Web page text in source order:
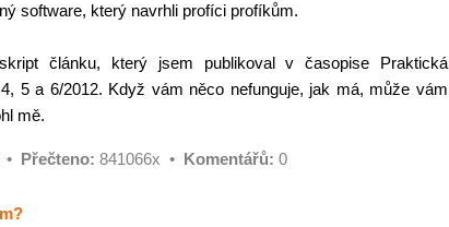
software, který navrhli profíci profíkům.
článku, který jsem publikoval v časopise Praktická
5 a 6/2012. Když vám něco nefunguje, jak má, může vám
mě.
• Přečteno: 841066x • Komentářů: 0